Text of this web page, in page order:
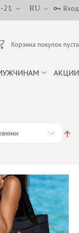
RU
21 Вход
Корзина покупок пуста
АКЦИИ